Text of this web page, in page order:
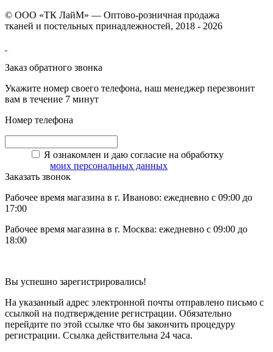
© ООО «ТК ЛайМ» — Оптово-розничная продажа
тканей и постельных принадлежностей, 2018 - 2026
Заказ обратного звонка
Укажите номер своего телефона, наш менеджер перезвонит
вам в течение 7 минут
Номер телефона
Я ознакомлен и даю согласие на обработку
моих персональных данных
Заказать звонок
Рабочее время магазина в г. Иваново: ежедневно с 09:00 до
17:00
Рабочее время магазина в г. Москва: ежедневно с 09:00 до
18:00
Вы успешно зарегистрировались!
На указанный адрес электронной почты отправлено письмо с
ссылкой на подтверждение регистрации. Обязательно
перейдите по этой ссылке что бы закончить процедуру
регистрации. Ссылка действительна 24 часа.